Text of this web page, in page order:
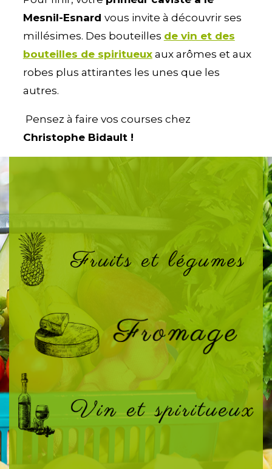
Mesnil-Esnard vous invite à découvrir ses
millésimes. Des bouteilles de vin et des
bouteilles de spiritueuxaux arômes et aux
robes plus attirantes les unes que les
autres.
Pensez à faire vos courses chez
Christophe Bidault !